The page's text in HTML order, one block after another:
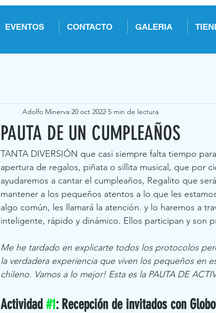
EVENTOS CONTACTO GALERIA
PAUTA DE UN CUMPLEAÑOS
Adolfo Minerva 20 oct 2022 5 min de lectura
TANTA DIVERSIÓN que casi siempre falta tiempo
apertura de regalos, piñata o sillita musical, que por
ayudaremos a cantar el cumpleaños, Regalito que
mantener a los pequeños atentos a lo que les
algo común, les llamará la atención. y lo haremos a
inteligente, rápido y dinámico. Ellos participan y son
Me he tardado en explicarte todos los protocolos
la verdadera experiencia que viven los pequeños en
chileno. Vamos a lo mejor! Esta es la PAUTA DE
Actividad #1: Recepción de invitados con